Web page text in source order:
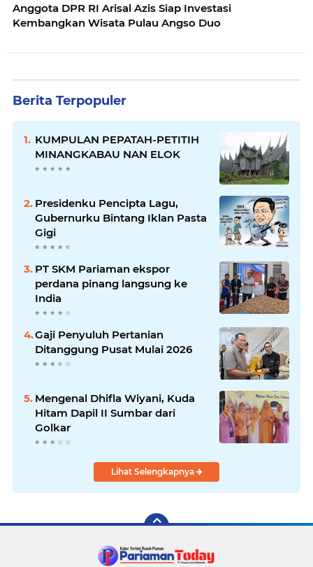
Anggota DPR RI Arisal Azis Siap Investasi
Kembangkan Wisata Pulau Angso Duo
Berita Terpopuler
KUMPULAN PEPATAH-PETITIH
MINANGKABAU NAN ELOK
Presidenku Pencipta Lagu,
Gubernurku Bintang Iklan Pasta
Gigi
PT SKM Pariaman ekspor
perdana pinang langsung ke
India
Gaji Penyuluh Pertanian
Ditanggung Pusat Mulai 2026
Mengenal Dhifla Wiyani, Kuda
Hitam Dapil II Sumbar dari
Golkar
Lihat Selengkapnya